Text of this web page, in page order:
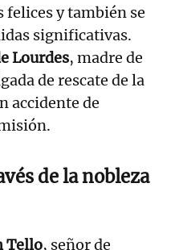
y también se
significativas.
Lourdes, madre de
de rescate de la
accidente de
de la nobleza
Tello, señor de